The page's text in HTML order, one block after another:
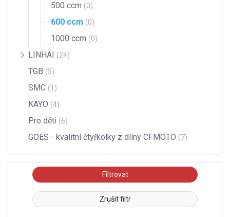
500 ccm (0)
600 ccm (0)
1000 ccm (0)
LINHAI (24)
TGB (5)
SMC (1)
KAYO (4)
Pro děti (6)
GOES - kvalitní čtyřkolky z dílny CFMOTO (7)
Zrušit filtr